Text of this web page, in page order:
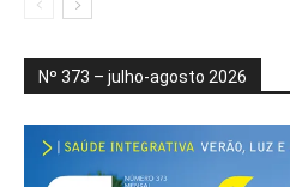
Nº 373 – julho-agosto 2026